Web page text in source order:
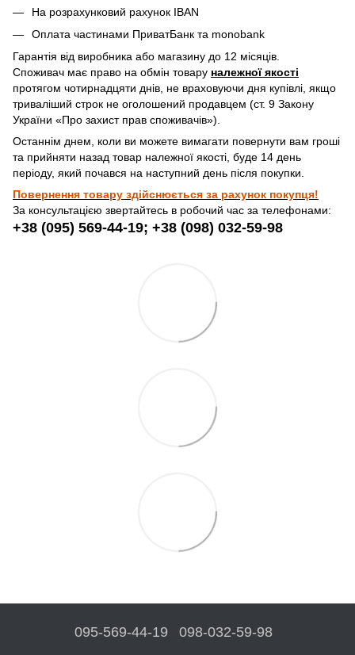
На розрахунковий рахунок IBAN
Оплата частинами ПриватБанк та monobank
Гарантія від виробника або магазину до 12 місяців.
Споживач має право на обмін товару належної якості
протягом чотирнадцяти днів, не враховуючи дня купівлі, якщо
триваліший строк не оголошений продавцем (ст. 9 Закону
України «Про захист прав споживачів»).
Останнім днем, коли ви можете вимагати повернути вам гроші
та прийняти назад товар належної якості, буде 14 день
періоду, який почався на наступний день після покупки.
Повернення товару здійснюється за рахунок покупця!
За консультацією звертайтесь в робочий час за телефонами:
+38 (095) 569-44-19; +38 (098) 032-59-98
095-569-44-19 098-032-59-98